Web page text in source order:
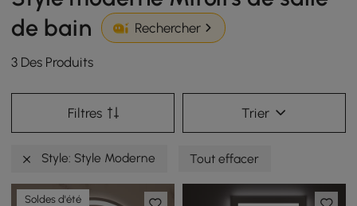
de bain
Rechercher
3 Des Produits
Filtres Trier
Style: Style Moderne Tout effacer
Soldes d'été